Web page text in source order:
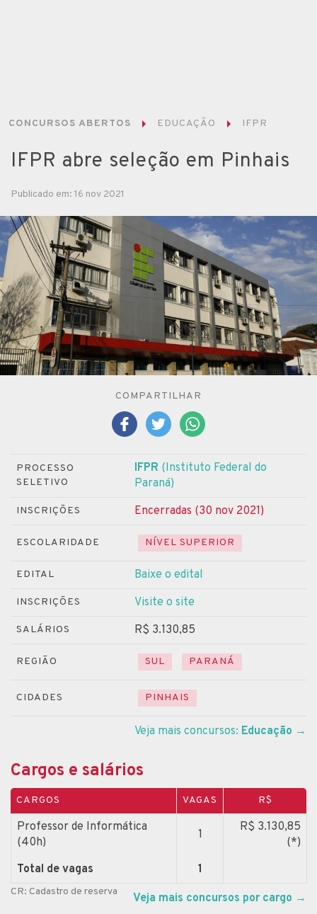
CONCURSOS ABERTOS EDUCAÇÃO IFPR
IFPR abre seleção em Pinhais
Publicado em: 16 nov 2021
COMPARTILHAR
PROCESSO
SELETIVO
IFPR (Instituto Federal do
Paraná)
INSCRIÇÕES Encerradas (30 nov 2021)
ESCOLARIDADE NÍVEL SUPERIOR
EDITAL Baixe o edital
INSCRIÇÕES Visite o site
SALÁRIOS R$ 3.130,85
REGIÃO SUL PARANÁ
CIDADES PINHAIS
Veja mais concursos: Educação →
Cargos e salários
CARGOS VAGAS R$
Professor de Informática
(40h)
1
R$ 3.130,85
(*)
Total de vagas
1
CR: Cadastro de reserva Veja mais concursos por cargo →